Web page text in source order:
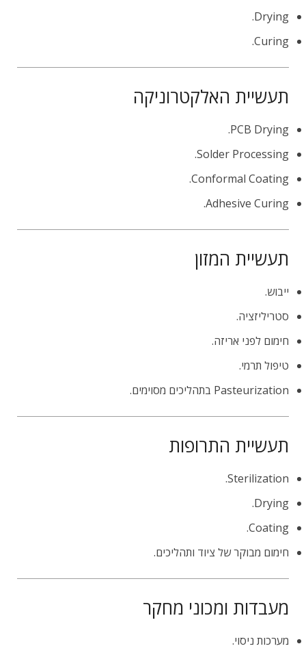
Drying.
Curing.
תעשיית האלקטרוניקה
PCB Drying.
Solder Processing.
Conformal Coating.
Adhesive Curing.
תעשיית המזון
ייבוש.
סטריליזציה.
חימום לפני אריזה.
טיפול תרמי.
Pasteurization בתהליכים מסוימים.
תעשיית התרופות
Sterilization.
Drying.
Coating.
חימום מבוקר של ציוד ותהליכים.
מעבדות ומכוני מחקר
מערכות ניסוי.